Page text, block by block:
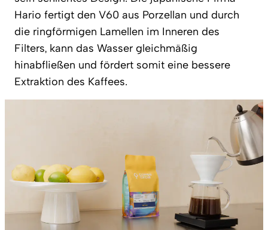
Hario fertigt den V60 aus Porzellan und durch
die ringförmigen Lamellen im Inneren des
Filters, kann das Wasser gleichmäßig
hinabfließen und fördert somit eine bessere
Extraktion des Kaffees.